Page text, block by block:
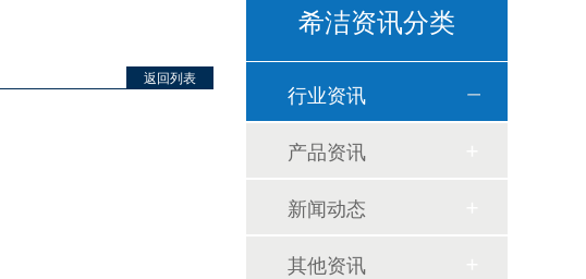
返回列表
希洁资讯分类
行业资讯
产品资讯
新闻动态
其他资讯